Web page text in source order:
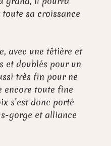
sa croissance
avec une têtière et
et doublés pour un
très fin pour ne
encore toute fine
s’est donc porté
gorge et alliance